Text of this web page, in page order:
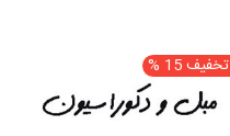
تخفیف 15 %